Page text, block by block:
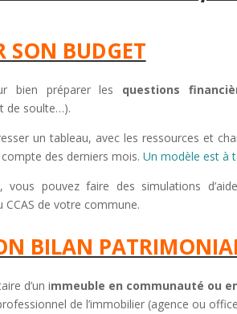
SON BUDGET
bien préparer les questions
de soulte…).
un tableau, avec les ressources et
compte des derniers mois. Un modèle est à
vous pouvez faire des simulations
CCAS de votre commune.
BILAN
d’un immeuble en communauté ou
de l’immobilier (agence ou